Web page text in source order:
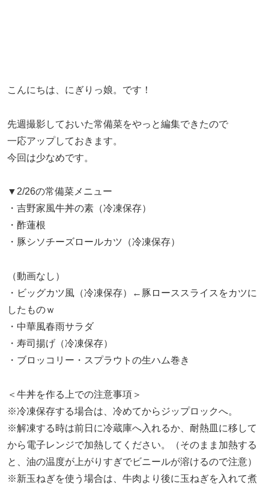
こんにちは、にぎりっ娘。です！
先週撮影しておいた常備菜をやっと編集できたので
一応アップしておきます。
今回は少なめです。
▼2/26の常備菜メニュー
・吉野家風牛丼の素（冷凍保存）
・酢蓮根
・豚シソチーズロールカツ（冷凍保存）
（動画なし）
・ビッグカツ風（冷凍保存）←豚ローススライスをカツに
したものｗ
・中華風春雨サラダ
・寿司揚げ（冷凍保存）
・ブロッコリー・スプラウトの生ハム巻き
＜牛丼を作る上での注意事項＞
※冷凍保存する場合は、冷めてからジップロックへ。
※解凍する時は前日に冷蔵庫へ入れるか、耐熱皿に移して
から電子レンジで加熱してください。（そのまま加熱する
と、油の温度が上がりすぎでビニールが溶けるので注意）
※新玉ねぎを使う場合は、牛肉より後に玉ねぎを入れて煮